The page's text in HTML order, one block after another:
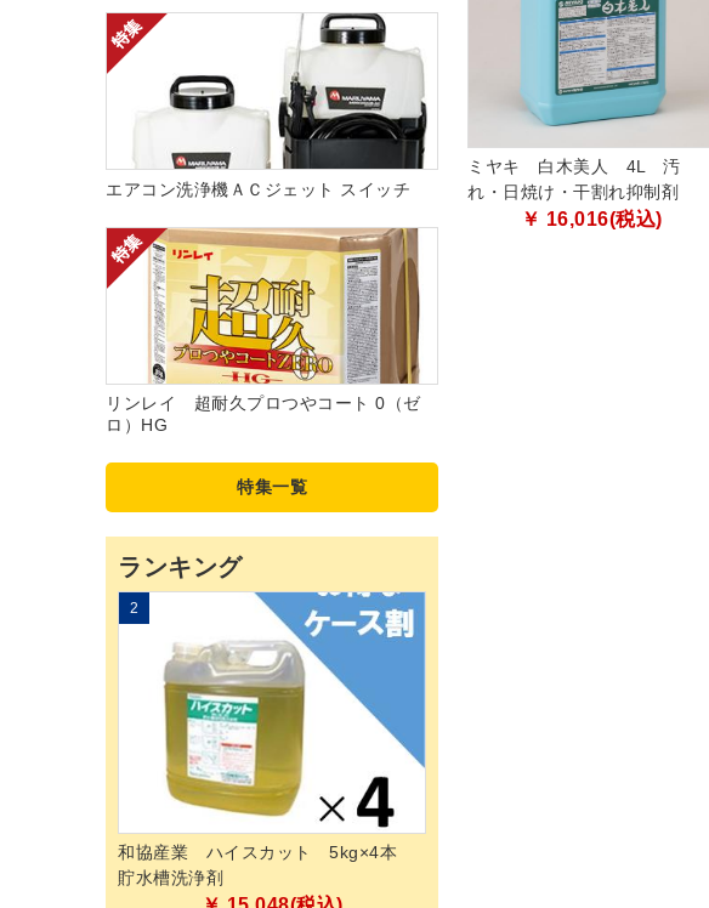
エアコン洗浄機ＡＣジェット スイッチ
リンレイ 超耐久プロつやコート 0（ゼ
ロ）HG
特集一覧
ランキング
2
和協産業 ハイスカット 5kg×4本
貯水槽洗浄剤
ミヤキ 白木美人 4L 汚
れ・日焼け・干割れ抑制剤
￥ 16,016(税込)